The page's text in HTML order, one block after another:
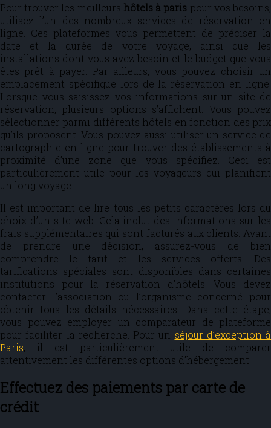
Pour trouver les meilleurs hôtels à paris pour vos besoins,
utilisez l’un des nombreux services de réservation en
ligne. Ces plateformes vous permettent de préciser la
date et la durée de votre voyage, ainsi que les
installations dont vous avez besoin et le budget que vous
êtes prêt à payer. Par ailleurs, vous pouvez choisir un
emplacement spécifique lors de la réservation en ligne.
Lorsque vous saisissez vos informations sur un site de
réservation, plusieurs options s’affichent. Vous pouvez
sélectionner parmi différents hôtels en fonction des prix
qu’ils proposent. Vous pouvez aussi utiliser un service de
cartographie en ligne pour trouver des établissements à
proximité d’une zone que vous spécifiez. Ceci est
particulièrement utile pour les voyageurs qui planifient
un long voyage.
Il est important de lire tous les petits caractères lors du
choix d’un site web. Cela inclut des informations sur les
frais supplémentaires qui sont facturés aux clients. Avant
de prendre une décision, assurez-vous de bien
comprendre le tarif et les services offerts. Des
tarifications spéciales sont disponibles dans certaines
institutions pour la réservation d’hôtels. Vous devez
contacter l’association ou l’organisme concerné pour
obtenir tous les détails nécessaires. Dans cette étape,
vous pouvez employer un comparateur de plateforme
pour faciliter la recherche. Pour un séjour d’exception à
Paris, il est particulièrement utile de comparer
attentivement les différentes options d’hébergement.
Effectuez des paiements par carte de
crédit